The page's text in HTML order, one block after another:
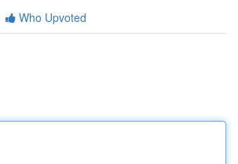
Who Upvoted